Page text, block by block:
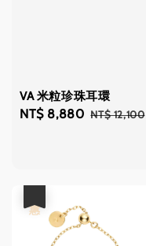
VA 米粒珍珠耳環
Sale
NT$ 8,880 Regular
NT$ 12,100